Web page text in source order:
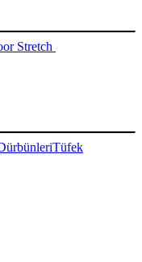
Stretch
Tüfek